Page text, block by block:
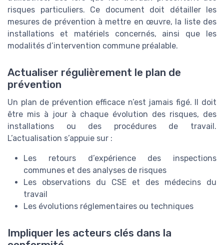
risques particuliers. Ce document doit détailler les
mesures de prévention à mettre en œuvre, la liste des
installations et matériels concernés, ainsi que les
modalités d’intervention commune préalable.
Actualiser régulièrement le plan de
prévention
Un plan de prévention efficace n’est jamais figé. Il doit
être mis à jour à chaque évolution des risques, des
installations ou des procédures de travail.
L’actualisation s’appuie sur :
Les retours d’expérience des inspections
communes et des analyses de risques
Les observations du CSE et des médecins du
travail
Les évolutions réglementaires ou techniques
Impliquer les acteurs clés dans la